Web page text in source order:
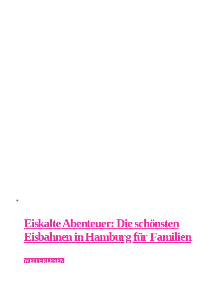
Eiskalte Abenteuer: Die schönsten
Eisbahnen in Hamburg für Familien
WEITERLESEN